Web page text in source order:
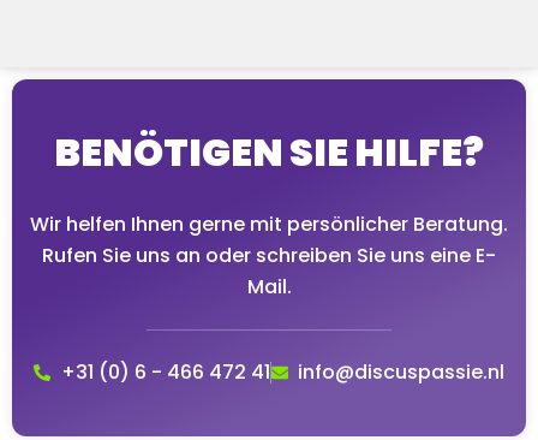
BENÖTIGEN SIE HILFE?
Wir helfen Ihnen gerne mit persönlicher Beratung.
Rufen Sie uns an oder schreiben Sie uns eine E-
Mail.
+31 (0) 6 - 466 472 41 info@discuspassie.nl